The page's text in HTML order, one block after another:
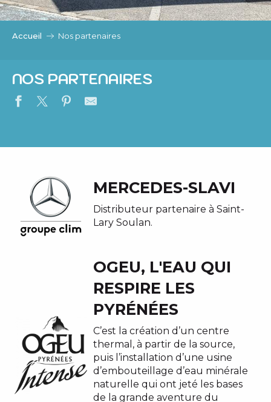
i
Accueil Nos partenaires
NOS PARTENAIRES
MERCEDES-SLAVI
Distributeur partenaire à Saint-
Lary Soulan.
OGEU, L'EAU QUI
RESPIRE LES
PYRÉNÉES
C’est la création d’un centre
thermal, à partir de la source,
puis l’installation d’une usine
d’embouteillage d’eau minérale
naturelle qui ont jeté les bases
de la grande aventure du